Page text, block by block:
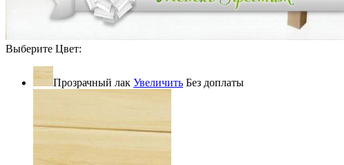
Выберите Цвет:
Прозрачный лак Увеличить Без доплаты